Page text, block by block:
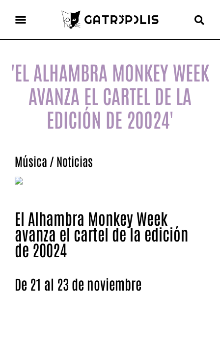
'EL ALHAMBRA MONKEY WEEK
AVANZA EL CARTEL DE LA
EDICIÓN DE 20024'
Música /Noticias
El Alhambra Monkey Week
avanza el cartel de la edición
de 20024
De 21 al 23 de noviembre